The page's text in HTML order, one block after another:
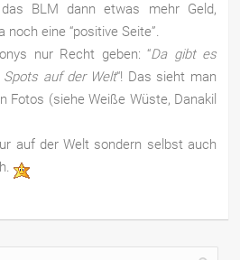
BLM dann etwas mehr Geld,
eine “positive Seite”.
nur Recht geben: “Da gibt es
auf der Welt“! Das sieht man
Fotos (siehe Weiße Wüste, Danakil
auf der Welt sondern selbst auch